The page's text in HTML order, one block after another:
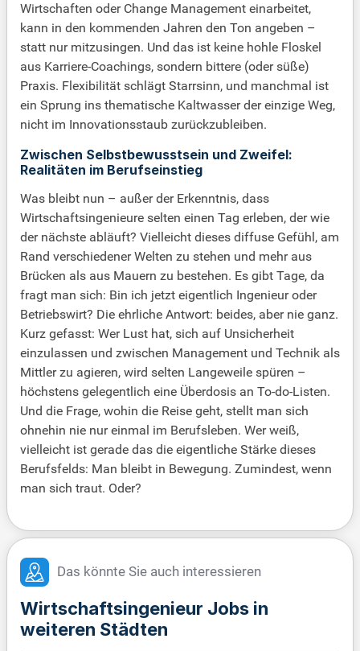
Wirtschaften oder Change Management einarbeitet,
kann in den kommenden Jahren den Ton angeben –
statt nur mitzusingen. Und das ist keine hohle Floskel
aus Karriere-Coachings, sondern bittere (oder süße)
Praxis. Flexibilität schlägt Starrsinn, und manchmal ist
ein Sprung ins thematische Kaltwasser der einzige Weg,
nicht im Innovationsstaub zurückzubleiben.
Zwischen Selbstbewusstsein und Zweifel:
Realitäten im Berufseinstieg
Was bleibt nun – außer der Erkenntnis, dass
Wirtschaftsingenieure selten einen Tag erleben, der wie
der nächste abläuft? Vielleicht dieses diffuse Gefühl, am
Rand verschiedener Welten zu stehen und mehr aus
Brücken als aus Mauern zu bestehen. Es gibt Tage, da
fragt man sich: Bin ich jetzt eigentlich Ingenieur oder
Betriebswirt? Die ehrliche Antwort: beides, aber nie ganz.
Kurz gefasst: Wer Lust hat, sich auf Unsicherheit
einzulassen und zwischen Management und Technik als
Mittler zu agieren, wird selten Langeweile spüren –
höchstens gelegentlich eine Überdosis an To-do-Listen.
Und die Frage, wohin die Reise geht, stellt man sich
ohnehin nie nur einmal im Berufsleben. Wer weiß,
vielleicht ist gerade das die eigentliche Stärke dieses
Berufsfelds: Man bleibt in Bewegung. Zumindest, wenn
man sich traut. Oder?
Das könnte Sie auch interessieren
Wirtschaftsingenieur Jobs in
weiteren Städten